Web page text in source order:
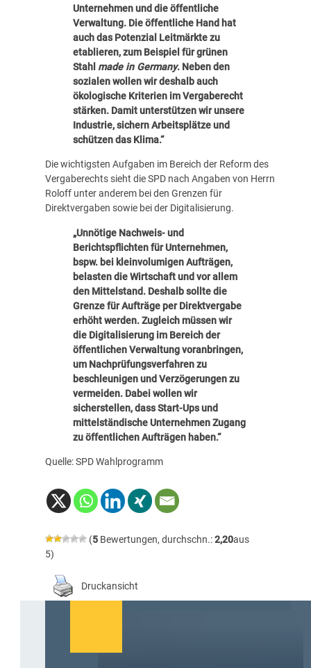
Unternehmen und die öffentliche
Verwaltung. Die öffentliche Hand hat
auch das Potenzial Leitmärkte zu
etablieren, zum Beispiel für grünen
Stahl made in Germany. Neben den
sozialen wollen wir deshalb auch
ökologische Kriterien im Vergaberecht
stärken. Damit unterstützen wir unsere
Industrie, sichern Arbeitsplätze und
schützen das Klima.“
Die wichtigsten Aufgaben im Bereich der Reform des
Vergaberechts sieht die SPD nach Angaben von Herrn
Roloff unter anderem bei den Grenzen für
Direktvergaben sowie bei der Digitalisierung.
„Unnötige Nachweis- und
Berichtspflichten für Unternehmen,
bspw. bei kleinvolumigen Aufträgen,
belasten die Wirtschaft und vor allem
den Mittelstand. Deshalb sollte die
Grenze für Aufträge per Direktvergabe
erhöht werden. Zugleich müssen wir
die Digitalisierung im Bereich der
öffentlichen Verwaltung voranbringen,
um Nachprüfungsverfahren zu
beschleunigen und Verzögerungen zu
vermeiden. Dabei wollen wir
sicherstellen, dass Start-Ups und
mittelständische Unternehmen Zugang
zu öffentlichen Aufträgen haben.“
Quelle:SPD Wahlprogramm
(5Bewertungen, durchschn.:2,20aus
5)
Druckansicht